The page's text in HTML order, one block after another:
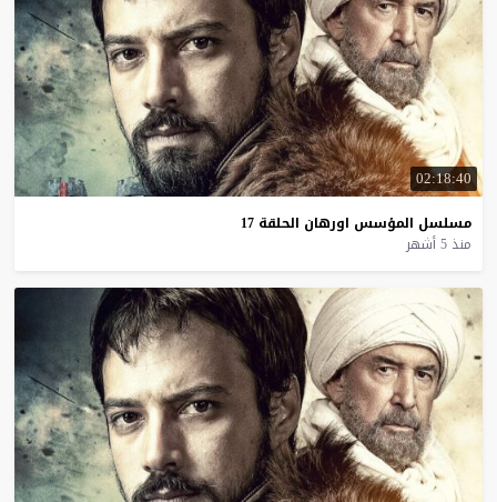
02:18:40
مسلسل المؤسس اورهان الحلقة 17
منذ 5 أشهر